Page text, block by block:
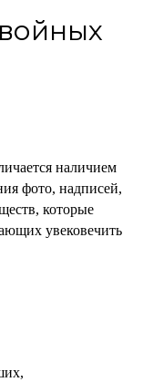
наличием
фото, надписей,
которые
увековечить